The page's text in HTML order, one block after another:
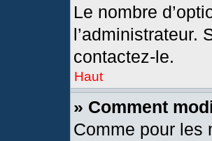
Le nombre
l’administrateur.
contactez-le.
Haut
» Comment
Comme pour les